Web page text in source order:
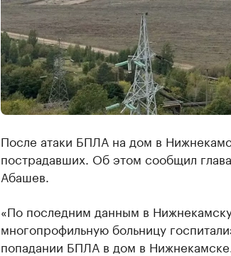
После атаки БПЛА на дом в
пострадавших. Об этом сообщил
Абашев.
«По последним данным в
многопрофильную больницу
попадании БПЛА в дом в Нижнекамске.